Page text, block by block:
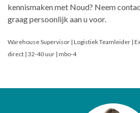
kennismaken met Noud? Neem
graag persoonlijk aan u voor.
Warehouse Supervisor | Logistiek Teamleider |
direct | 32-40 uur | mbo-4